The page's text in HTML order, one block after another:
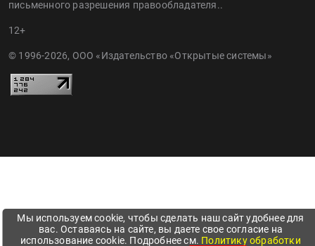
каким бы то ни было способом допускается только с
© 1996-2026, ООО «Издательство «Открытые системы»
Мы используем cookie, чтобы сделать наш сайт удобнее для
вас. Оставаясь на сайте, вы даете свое согласие на
использование cookie. Подробнее см. Политику обработки